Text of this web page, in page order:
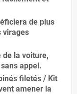
de plus
virages
la voiture,
appel.
filetés / Kit
amener la